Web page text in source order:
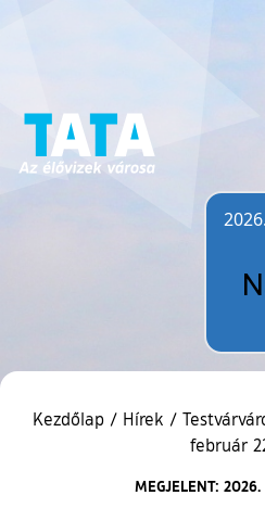
Kezdőlap / Hírek /
február
MEGJELENT: 2026.